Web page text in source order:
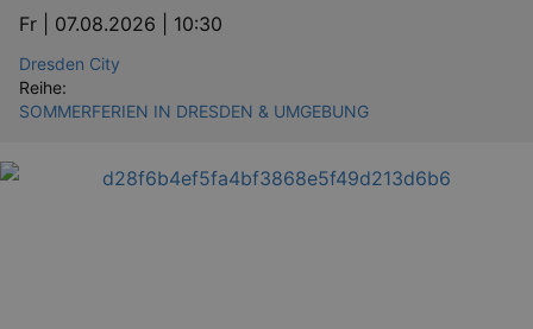
Fr | 07.08.2026 | 10:30
Dresden City
Reihe:
SOMMERFERIEN IN DRESDEN & UMGEBUNG